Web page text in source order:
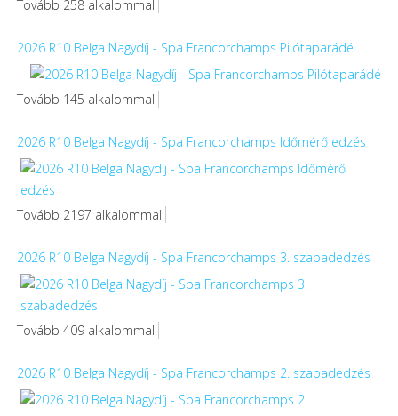
Tovább 258 alkalommal
2026 R10 Belga Nagydíj - Spa Francorchamps Pilótaparádé
Tovább 145 alkalommal
2026 R10 Belga Nagydíj - Spa Francorchamps Időmérő edzés
Tovább 2197 alkalommal
2026 R10 Belga Nagydíj - Spa Francorchamps 3. szabadedzés
Tovább 409 alkalommal
2026 R10 Belga Nagydíj - Spa Francorchamps 2. szabadedzés